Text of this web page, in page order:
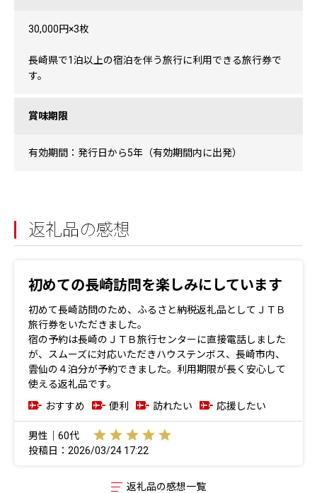
30,000円×3枚
長崎県で1泊以上の宿泊を伴う旅行に利用できる旅行券で
す。
賞味期限
有効期間：発行日から5年（有効期間内に出発）
返礼品の感想
初めての長崎訪問を楽しみにしています
初めて長崎訪問のため、ふるさと納税返礼品としてＪＴＢ
旅行券をいただきました。
宿の予約は長崎のＪＴＢ旅行センターに直接電話しました
が、スムーズに対応いただきハウステンボス、長崎市内、
雲仙の４泊分が予約できました。利用期限が長く安心して
使える返礼品です。
おすすめ
便利 訪れたい 応援したい
男性｜60代
投稿日：2026/03/24 17:22
返礼品の感想一覧